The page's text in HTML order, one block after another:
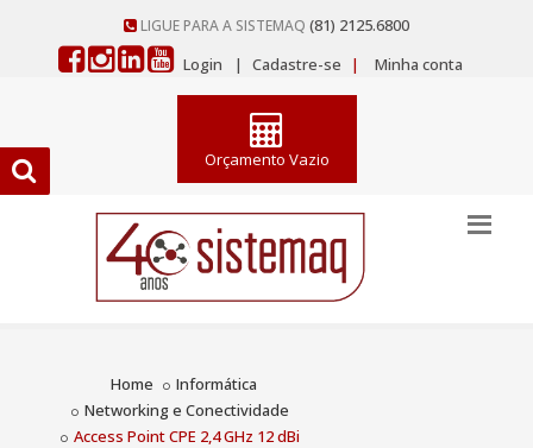
LIGUE PARA A SISTEMAQ (81) 2125.6800
Login
| Cadastre-se | Minha conta
Orçamento Vazio
Home
Informática
Networking e Conectividade
Access Point CPE 2,4 GHz 12 dBi